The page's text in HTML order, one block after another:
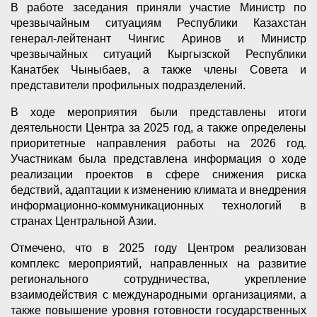
В работе заседания приняли участие Министр по
чрезвычайным ситуациям Республики Казахстан
генерал-лейтенант Чингис Аринов и Министр
чрезвычайных ситуаций Кыргызской Республики
Канатбек Чыныбаев, а также члены Совета и
представители профильных подразделений.
В ходе мероприятия были представлены итоги
деятельности Центра за 2025 год, а также определены
приоритетные направления работы на 2026 год.
Участникам была представлена информация о ходе
реализации проектов в сфере снижения риска
бедствий, адаптации к изменению климата и внедрения
информационно-коммуникационных технологий в
странах Центральной Азии.
Отмечено, что в 2025 году Центром реализован
комплекс мероприятий, направленных на развитие
регионального сотрудничества, укрепление
взаимодействия с международными организациями, а
также повышение уровня готовности государственных